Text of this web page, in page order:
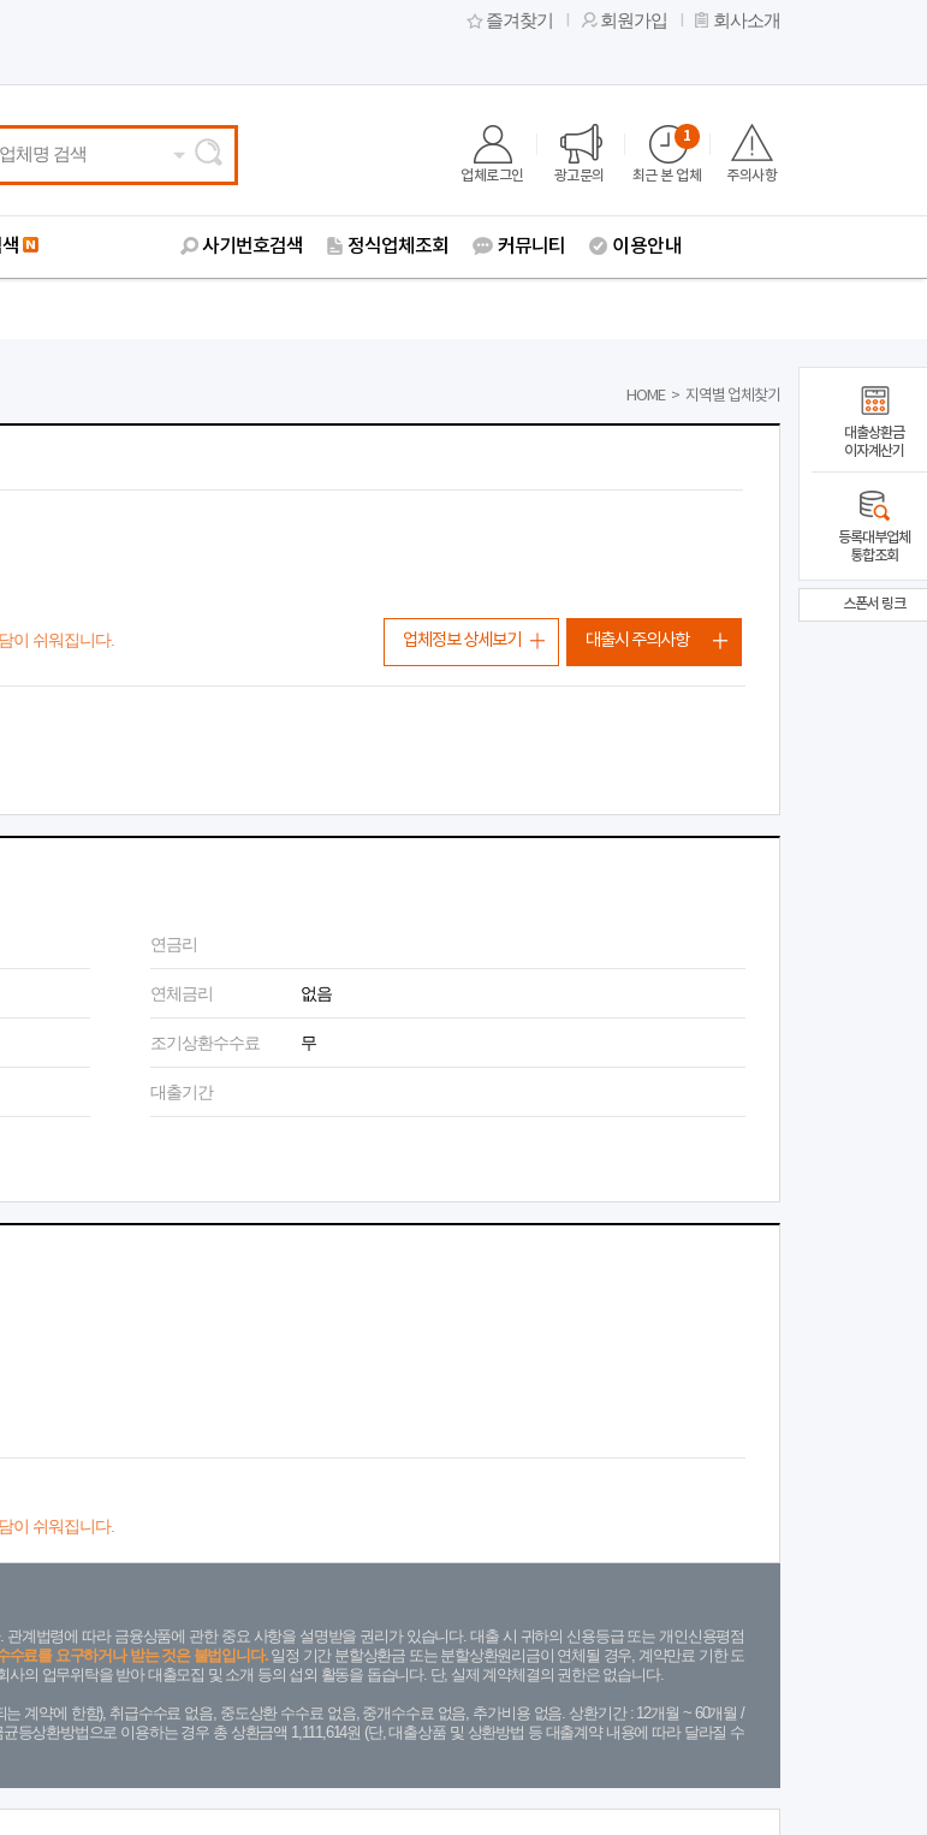
즐겨찾기 회원가입 회사소개
업체명 검색
업체로그인 광고문의 최근 본 업체
1
주의사항
사기번호검색 정식업체조회 커뮤니티 이용안내
HOME > 지역별 업체찾기
이 쉬워집니다. 업체정보 상세보기 대출시 주의사항
연금리
연체금리 없음
조기상환수수료 무
대출기간
이 쉬워집니다.
계법령에 따라 금융상품에 관한 중요 사항을 설명받을 권리가 있습니다. 대출 시 귀하의 신용등급 또는 개인신용평점
수료를 요구하거나 받는 것은 불법입니다.일정 기간 분할상환금 또는 분할상환원리금이 연체될 경우, 계약만료 기한 도
의 업무위탁을 받아 대출모집 및 소개 등의 섭외 활동을 돕습니다. 단, 실제 계약체결의 권한은 없습니다.
계약에 한함), 취급수수료 없음, 중도상환 수수료 없음, 중개수수료 없음, 추가비용 없음. 상환기간 : 12개월 ~ 60개월 /
등상환방법으로 이용하는 경우 총 상환금액 1,111,614원 (단, 대출상품 및 상환방법 등 대출계약 내용에 따라 달라질 수
대출상환금
이자계산기
등록대부업체
통합조회
스폰서 링크